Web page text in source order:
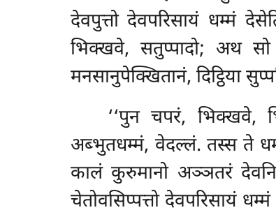
देवपुत्तो देवपरिसायं धम्मं
भिक्खवे, सतुप्पादो; अथ सो
मनसानुपेक्खितानं, दिट्ठिया
‘‘पुन चपरं, भिक्खवे,
अब्भुतधम्मं, वेदल्लं. तस्स ते
कालं कुरुमानो अञ्ञतरं
चेतोवसिप्पत्तो देवपरिसायं